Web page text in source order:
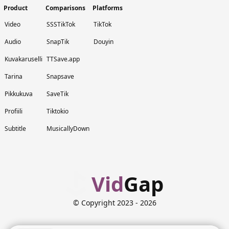
Product
Video
Audio
Kuvakaruselli
Tarina
Pikkukuva
Profiili
Subtitle
Comparisons
SSSTikTok
SnapTik
TTSave.app
Snapsave
SaveTik
Tiktokio
MusicallyDown
Platforms
TikTok
Douyin
VidGap
© Copyright 2023 - 2026